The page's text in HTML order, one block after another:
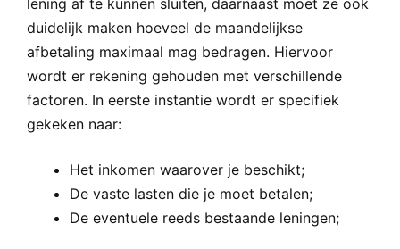
lening af te kunnen sluiten, daarnaast moet ze ook
duidelijk maken hoeveel de maandelijkse
afbetaling maximaal mag bedragen. Hiervoor
wordt er rekening gehouden met verschillende
factoren. In eerste instantie wordt er specifiek
gekeken naar:
Het inkomen waarover je beschikt;
De vaste lasten die je moet betalen;
De eventuele reeds bestaande leningen;